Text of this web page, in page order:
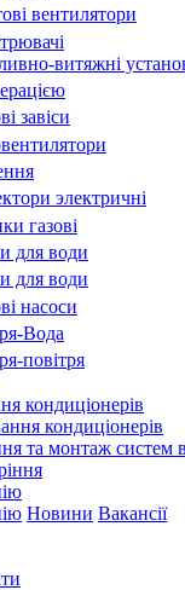
вентилятори
витяжні
завіси
электричні
газові
для води
для води
насоси
Вода
повітря
кондиціонерів
кондиціонерів
та монтаж систем
Новини Вакансії